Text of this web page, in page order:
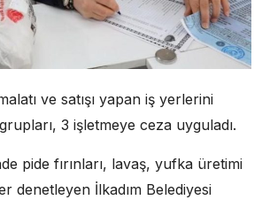
ve satışı yapan iş yerlerini
3 işletmeye ceza uyguladı.
pide fırınları, lavaş, yufka üretimi
denetleyen İlkadım Belediyesi